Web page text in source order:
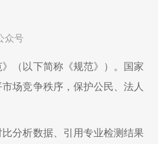
众号
（以下简称《规范》）。国家
场竞争秩序，保护公民、法人
分析数据、引用专业检测结果